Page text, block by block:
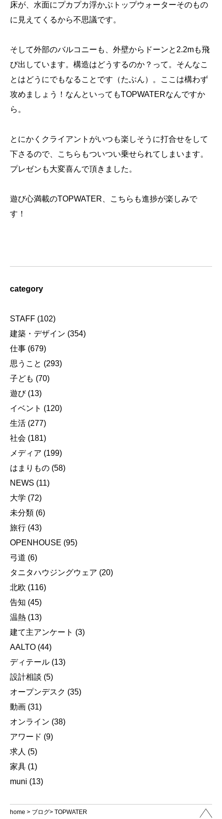
床が、水面にプカプカ浮かぶトップウォーターそのもの
に見えてくるから不思議です。
そして外部のバルコニーも、外壁からドーンと2.2mも飛
び出しています。構造はどうするのか？って。そんなこ
とはどうにでもなることです（たぶん）。ここは構わず
攻めましょう！なんといってもTOPWATERなんですか
ら。
とにかくクライアントがいつも楽しそうに打合せをして
下さるので、こちらもついつい乗せられてしまいます。
プレゼンも大変喜んで頂きました。
遊び心満載のTOPWATER、こちらも進捗が楽しみで
す！
category
STAFF (102)
建築・デザイン (354)
仕事 (679)
思うこと (293)
子ども (70)
遊び(13)
イベント (120)
生活 (277)
社会 (181)
メディア (199)
はまりもの (58)
NEWS (11)
大学 (72)
未分類 (6)
旅行 (43)
OPENHOUSE (95)
弓道 (6)
タニタハウジングウェア (20)
北欧 (116)
告知 (45)
温熱 (13)
建て主アンケート (3)
AALTO (44)
ディテール (13)
設計相談 (5)
オープンデスク (35)
動画 (31)
オンライン (38)
アワード (9)
求人 (5)
家具 (1)
muni (13)
home > ブログ> TOPWATER